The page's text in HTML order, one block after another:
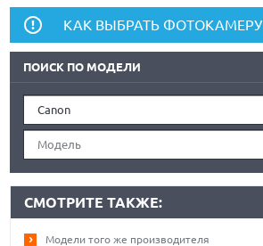
КАК ВЫБРАТЬ ФОТОКАМЕРУ
ПОИСК ПО МОДЕЛИ
Canon
Модель
СМОТРИТЕ ТАКЖЕ:
Модели того же производителя